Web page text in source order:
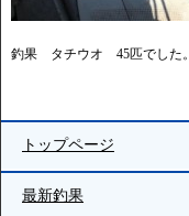
釣果 タチウオ 45匹でした。
トップページ
最新釣果